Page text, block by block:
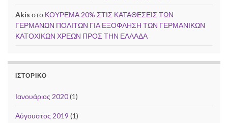
Akis στο ΚΟΥΡΕΜΑ 20% ΣΤΙΣ ΚΑΤΑΘΕΣΕΙΣ ΤΩΝ
ΓΕΡΜΑΝΩΝ ΠΟΛΙΤΩΝ ΓΙΑ ΕΞΟΦΛΗΣΗ ΤΩΝ ΓΕΡΜΑΝΙΚΩΝ
ΚΑΤΟΧΙΚΩΝ ΧΡΕΩΝ ΠΡΟΣ ΤΗΝ ΕΛΛΑΔΑ
ΙΣΤΟΡΙΚΌ
Ιανουάριος 2020(1)
Αύγουστος 2019 (1)